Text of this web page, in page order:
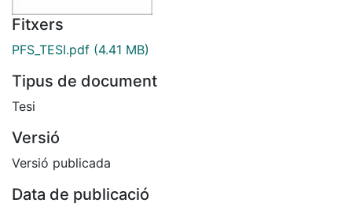
Fitxers
PFS_TESI.pdf (4.41 MB)
Tipus de document
Tesi
Versió
Versió publicada
Data de publicació